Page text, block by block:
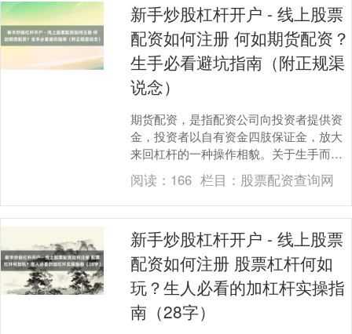
新手炒股杠杆开户 - 线上股票
配资如何注册 何如期货配资？
生手必看避坑指南（附正规渠
说念）
期货配资，是指配资公司向投资者提供资
金，投资者以自有资金四肢保证金，放大
来回杠杆的一种操作相貌。关于生手而
言，期货配资天然能放大收益，但风险也
同步放大。若是不了....
阅读： 166 栏目： 股票配资查询网
新手炒股杠杆开户 - 线上股票
配资如何注册 股票杠杆何如
玩？生人必看的加杠杆实操指
南（28字）
3900.35